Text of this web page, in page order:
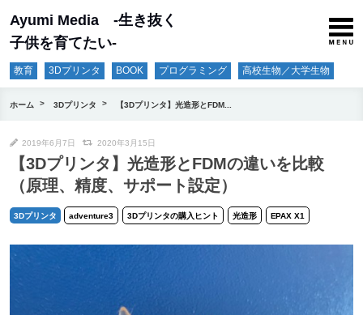
Ayumi Media -生き抜く
子供を育てたい-
教育 3Dプリンタ BOOK プログラミング 高校生物／大学生物
ホーム 3Dプリンタ 【3Dプリンタ】光造形とFDM...
2019年6月7日 2020年3月15日
【3Dプリンタ】光造形とFDMの違いを比較
（原理、精度、サポート設定）
3Dプリンタ adventure3 3Dプリンタの購入ヒント 光造形 EPAX X1